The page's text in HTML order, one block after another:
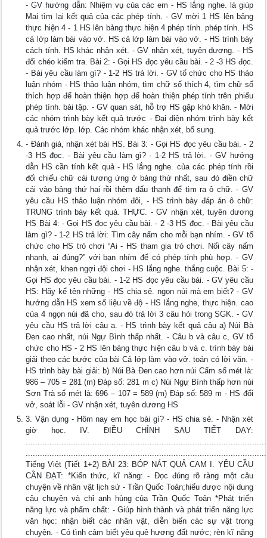
- GV hướng dẫn: Nhiệm vụ của các em - HS lắng nghe. là giúp
Mai tìm lại kết quả của các phép tính. - GV mời 1 HS lên bảng
thực hiện 4 - 1 HS lên bảng thực hiện 4 phép tính. phép tính. HS
cả lớp làm bài vào vở. HS cả lớp làm bài vào vở. - HS trình bày
cách tính. HS khác nhận xét. - GV nhận xét, tuyên dương. - HS
đổi chéo kiểm tra. Bài 2: - Gọi HS đọc yêu cầu bài. - 2 -3 HS đọc.
- Bài yêu cầu làm gì? - 1-2 HS trả lời. - GV tổ chức cho HS thảo
luận nhóm - HS thảo luận nhóm, tìm chữ số thích 4, tìm chữ số
thích hợp để hoàn thiện hợp để hoàn thiện phép tính trên phiếu
phép tính. bài tập. - GV quan sát, hỗ trợ HS gặp khó khăn. - Mời
các nhóm trình bày kết quả trước - Đại diện nhóm trình bày kết
quả trước lớp. lớp. Các nhóm khác nhận xét, bổ sung.
- Đánh giá, nhận xét bài HS. Bài 3: - Gọi HS đọc yêu cầu bài. - 2
-3 HS đọc. - Bài yêu cầu làm gì? - 1-2 HS trả lời. - GV hướng
dẫn HS cần tính kết quả - HS lắng nghe. của các phép tính rồi
đối chiếu chữ cái tương ứng ở bảng thứ nhất, sau đó điền chữ
cái vào bảng thứ hai rồi thêm dấu thanh để tìm ra ô chữ. - GV
yêu cầu HS thảo luận nhóm đôi, - HS trình bày đáp án ô chữ:
TRUNG trình bày kết quả. THỰC. - GV nhận xét, tuyên dương
HS Bài 4: - Gọi HS đọc yêu cầu bài. - 2 -3 HS đọc. - Bài yêu cầu
làm gì? - 1-2 HS trả lời: Tìm cây nấm cho mỗi bạn nhím. - GV tổ
chức cho HS trò chơi “Ai - HS tham gia trò chơi. Nối cây nấm
nhanh, ai đúng?” với bạn nhím để có phép tính phù hợp. - GV
nhận xét, khen ngợi đội chơi - HS lắng nghe. thắng cuộc. Bài 5: -
Gọi HS đọc yêu cầu bài. - 1-2 HS đọc yêu cầu bài. - GV yêu cầu
HS: Hãy kể tên những - HS chia sẻ. ngọn núi mà em biết? - GV
hướng dẫn HS xem số liệu về độ - HS lắng nghe, thực hiện. cao
của 4 ngọn núi đã cho, sau đó trả lời 3 câu hỏi trong SGK. - GV
yêu cầu HS trả lời câu a. - HS trình bày kết quả câu a) Núi Bà
Đen cao nhất, núi Ngự Bình thấp nhất. - Câu b và câu c, GV tổ
chức cho HS - 2 HS lên bảng thực hiện câu b và c. trình bày bài
giải theo các bước của bài Cả lớp làm vào vở. toán có lời văn. -
HS trình bày bài giải: b) Núi Bà Đen cao hơn núi Cấm số mét là:
986 – 705 = 281 (m) Đáp số: 281 m c) Núi Ngự Bình thấp hơn núi
Sơn Trà số mét là: 696 – 107 = 589 (m) Đáp số: 589 m - HS đổi
vở, soát lỗi - GV nhận xét, tuyên dương HS
3. Vận dụng - Hôm nay em học bài gì? - HS chia sẻ. - Nhận xét
giờ học. IV. ĐIỀU CHỈNH SAU TIẾT DẠY:
Tiếng Việt (Tiết 1+2) BÀI 23: BÓP NÁT QUẢ CAM I. YÊU CẦU
CẦN ĐẠT: *Kiến thức, kĩ năng: - Đọc đúng rõ ràng một câu
chuyện về nhân vật lịch sử - Trần Quốc Toản;hiểu được nội dung
câu chuyện và chỉ anh hùng của Trần Quốc Toản *Phát triển
năng lực và phẩm chất: - Giúp hình thành và phát triển năng lực
văn học: nhận biết các nhân vật, diễn biến các sự vật trong
chuyện. - Có tình cảm biết yêu quê hương đất nước; rèn kĩ năng